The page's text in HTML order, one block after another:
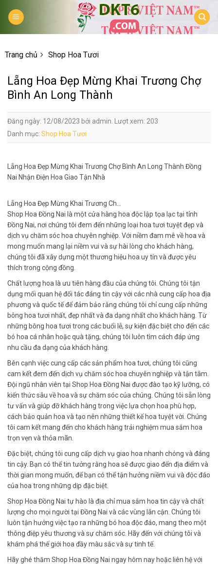
Trang chủ Shop Hoa Tươi
Lẵng Hoa Đẹp Mừng Khai Trương Chợ
Bình An Long Thành
Đăng ngày: 12/08/2023 bởi admin. Lượt xem: 203
Danh mục: Shop Hoa Tươi
Lẵng Hoa Đẹp Mừng Khai Trương Chợ Bình An Long Thành Đồng
Nai Nhận Điện Hoa Giao Tận Nhà
Lẵng Hoa Đẹp Mừng Khai Trương Ch…
Shop Hoa Đồng Nai là một cửa hàng hoa độc lập tọa lạc tại tỉnh
Đồng Nai, nơi chúng tôi đem đến những loại hoa tươi tuyệt đẹp và
dịch vụ chăm sóc hoa chuyên nghiệp. Với niềm đam mê về hoa và
mong muốn mang lại niềm vui và sự hài lòng cho khách hàng,
chúng tôi đã xây dựng một thương hiệu hoa uy tín và được yêu
thích trong cộng đồng.
Chất lượng hoa là ưu tiên hàng đầu của chúng tôi. Chúng tôi tận
dụng mối quan hệ đối tác đáng tin cậy với các nhà cung cấp hoa địa
phương và quốc tế để đảm bảo rằng chúng tôi chỉ cung cấp những
bông hoa tươi nhất, đẹp nhất và đa dạng nhất cho khách hàng. Từ
những bông hoa tươi trong các buổi lễ, sự kiện đặc biệt cho đến các
bó hoa cá nhân hoặc quà tặng, chúng tôi luôn tìm cách đáp ứng
nhu cầu đa dạng của khách hàng.
Bên cạnh việc cung cấp các sản phẩm hoa tươi, chúng tôi cũng
cam kết đem đến dịch vụ chăm sóc hoa chuyên nghiệp và tận tâm.
Đội ngũ nhân viên tại Shop Hoa Đồng Nai được đào tạo kỹ lưỡng, có
kiến thức sâu về hoa và sự chăm sóc của chúng. Chúng tôi sẵn lòng
tư vấn và giúp đỡ khách hàng trong việc lựa chọn hoa phù hợp,
cách bảo quản hoa và tạo nên những thiết kế hoa tuyệt vời. Chúng
tôi cam kết mang đến cho khách hàng trải nghiệm mua sắm hoa
trọn vẹn và thỏa mãn.
Đặc biệt, chúng tôi cung cấp dịch vụ giao hoa nhanh chóng và đáng
tin cậy. Bạn có thể tin tưởng rằng hoa sẽ được giao đến địa điểm và
thời gian mong muốn, để bạn có thể tận hưởng niềm vui và độc đáo
của hoa trong những dịp đặc biệt.
Shop Hoa Đồng Nai tự hào là địa chỉ mua sắm hoa tin cậy và chất
lượng cho mọi người tại Đồng Nai và các vùng lân cận. Chúng tôi
luôn tận hưởng việc tạo ra những bó hoa độc đáo, mang theo một
thông điệp yêu thương và sự chăm sóc. Hãy đến với chúng tôi và
khám phá thế giới hoa đầy màu sắc và sự tinh tế.
Hãy ghé thăm Shop Hoa Đồng Nai ngay hôm nay hoặc liên hệ với